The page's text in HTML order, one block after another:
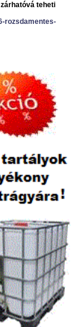
teheti
rozsdamentes-